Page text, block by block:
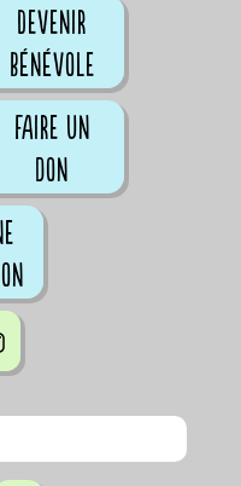
Devenir
bénévole
Faire un
don